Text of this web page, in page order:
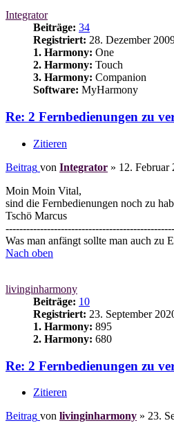
Integrator
Beiträge: 34
Registriert: 28. Dezember
1. Harmony: One
2. Harmony: Touch
3. Harmony: Companion
Software: MyHarmony
Re: 2 Fernbedienungen zu
Zitieren
Beitrag von Integrator » 12. Februar
Moin Moin Vital,
sind die Fernbedienungen noch zu
Tschö Marcus
Was man anfängt sollte man auch zu
Nach oben
livinginharmony
Beiträge: 10
Registriert: 23. September
1. Harmony: 895
2. Harmony: 680
Re: 2 Fernbedienungen zu
Zitieren
Beitrag von livinginharmony » 23.